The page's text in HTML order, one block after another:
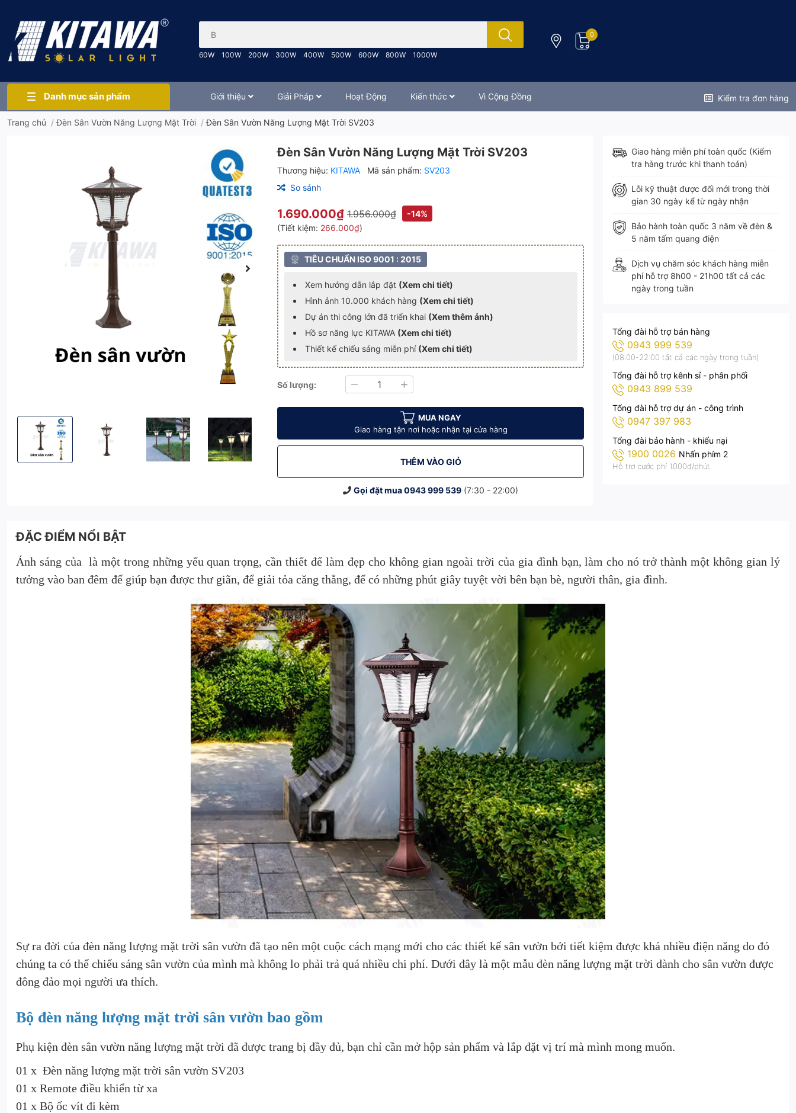
60W 100W 200W 300W 400W 500W 600W 800W 1000W
0
Danh mục sản phẩm Giới thiệu Giải Pháp Hoạt Động Kiến thức Vì Cộng Đồng Kiểm tra đơn hàng
Trang chủ /Đèn Sân Vườn Năng Lượng Mặt Trời /Đèn Sân Vườn Năng Lượng Mặt Trời SV203
Đèn Sân Vườn Năng Lượng Mặt Trời SV203
Đèn Sân Vườn Năng Lượng Mặt Trời SV203
Đèn Sân Vườn Năng Lượng Mặt Trời SV203
Đèn Sân Vườn Năng Lượng Mặt Trời SV203
Đèn Sân Vườn Năng Lượng Mặt Trời SV203
Đèn Sân Vườn Năng Lượng Mặt Trời SV203
Đèn Sân Vườn Năng Lượng Mặt Trời SV203
Đèn Sân Vườn Năng Lượng Mặt Trời SV203
Đèn Sân Vườn Năng Lượng Mặt Trời SV203
Đèn Sân Vườn Năng Lượng Mặt Trời SV203
Thương hiệu: KITAWA Mã sản phẩm: SV203
So sánh
1.690.000₫ 1.956.000₫
-14%
(Tiết kiệm: 266.000₫)
TIÊU CHUẨN ISO 9001 : 2015
Xem hướng dẫn lắp đặt (Xem chi tiết)
Hình ảnh 10.000 khách hàng (Xem chi tiết)
Dự án thi công lớn đã triển khai (Xem thêm ảnh)
Hồ sơ năng lực KITAWA (Xem chi tiết)
Thiết kế chiếu sáng miễn phí (Xem chi tiết)
Số lượng:
Giảm Tăng
MUA NGAY
Giao hàng tận nơi hoặc nhận tại cửa hàng
THÊM VÀO GIỎ
Gọi đặt mua0943 999 539 (7:30 - 22:00)
Giao hàng miễn phí toàn quốc (Kiểm
tra hàng trước khi thanh toán)
Lỗi kỹ thuật được đổi mới trong thời
gian 30 ngày kể từ ngày nhận
Bảo hành toàn quốc 3 năm về đèn &
5 năm tấm quang điện
Dịch vụ chăm sóc khách hàng miễn
phí hỗ trợ 8h00 - 21h00 tất cả các
ngày trong tuần
Tổng đài hỗ trợ bán hàng
0943 999 539
(08:00-22:00 tất cả các ngày trong tuần)
Tổng đài hỗ trợ kênh sỉ - phân phối
0943 899 539
Tổng đài hỗ trợ dự án - công trình
0947 397 983
Tổng đài bảo hành - khiếu nại
1900 0026 Nhấn phím 2
Hỗ trợ cước phí 1.000đ/phút
ĐẶC ĐIỂM NỔI BẬT
Ánh sáng của là một trong những yếu quan trọng, cần thiết để làm đẹp cho không gian ngoài trời của gia đình bạn, làm cho nó trở thành một không gian lý
tưởng vào ban đêm để giúp bạn được thư giãn, để giải tỏa căng thẳng, để có những phút giây tuyệt vời bên bạn bè, người thân, gia đình.
Sự ra đời của đèn năng lượng mặt trời sân vườn đã tạo nên một cuộc cách mạng mới cho các thiết kế sân vườn bởi tiết kiệm được khá nhiều điện năng do đó
chúng ta có thể chiếu sáng sân vườn của mình mà không lo phải trả quá nhiều chi phí. Dưới đây là một mẫu đèn năng lượng mặt trời dành cho sân vườn được
đông đảo mọi người ưa thích.
Bộ đèn năng lượng mặt trời sân vườn bao gồm
Phụ kiện đèn sân vườn năng lượng mặt trời đã được trang bị đầy đủ, bạn chỉ cần mở hộp sản phẩm và lắp đặt vị trí mà mình mong muốn.
01 x Đèn năng lượng mặt trời sân vườn SV203
01 x Remote điều khiển từ xa
01 x Bộ ốc vít đi kèm